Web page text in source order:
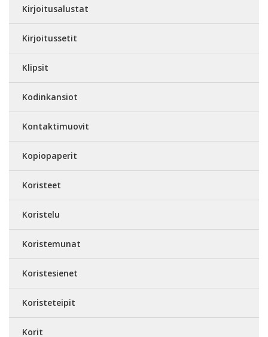
Kirjoitusalustat
Kirjoitussetit
Klipsit
Kodinkansiot
Kontaktimuovit
Kopiopaperit
Koristeet
Koristelu
Koristemunat
Koristesienet
Koristeteipit
Korit